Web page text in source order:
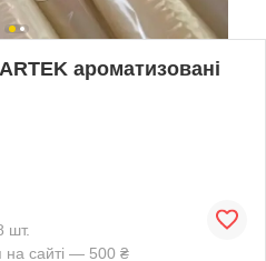
ароматизовані
шт.
на сайті — 500 ₴